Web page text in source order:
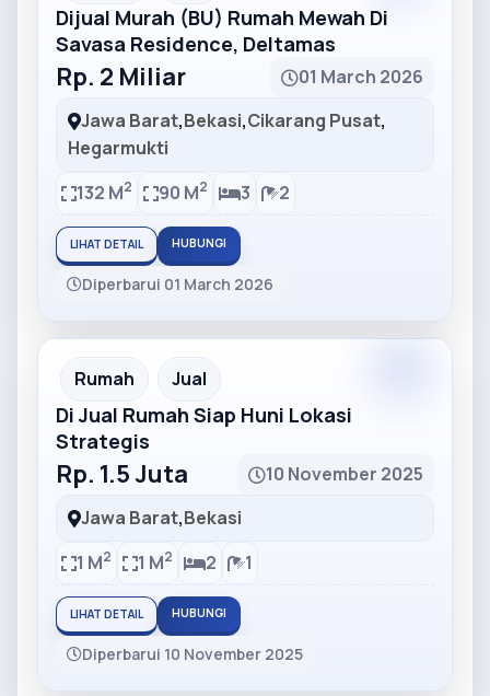
Dijual Murah (BU) Rumah Mewah Di
Savasa Residence, Deltamas
Rp. 2 Miliar
01 March 2026
Jawa Barat,Bekasi,Cikarang Pusat,
Hegarmukti
132 M2 90 M2 3 2
LIHAT DETAIL HUBUNGI
Diperbarui 01 March 2026
Partner Ad
Rumah Jual
Di Jual Rumah Siap Huni Lokasi
Strategis
Rp. 1.5 Juta
10 November 2025
Jawa Barat,Bekasi
1 M2 1 M2 2 1
LIHAT DETAIL HUBUNGI
Diperbarui 10 November 2025